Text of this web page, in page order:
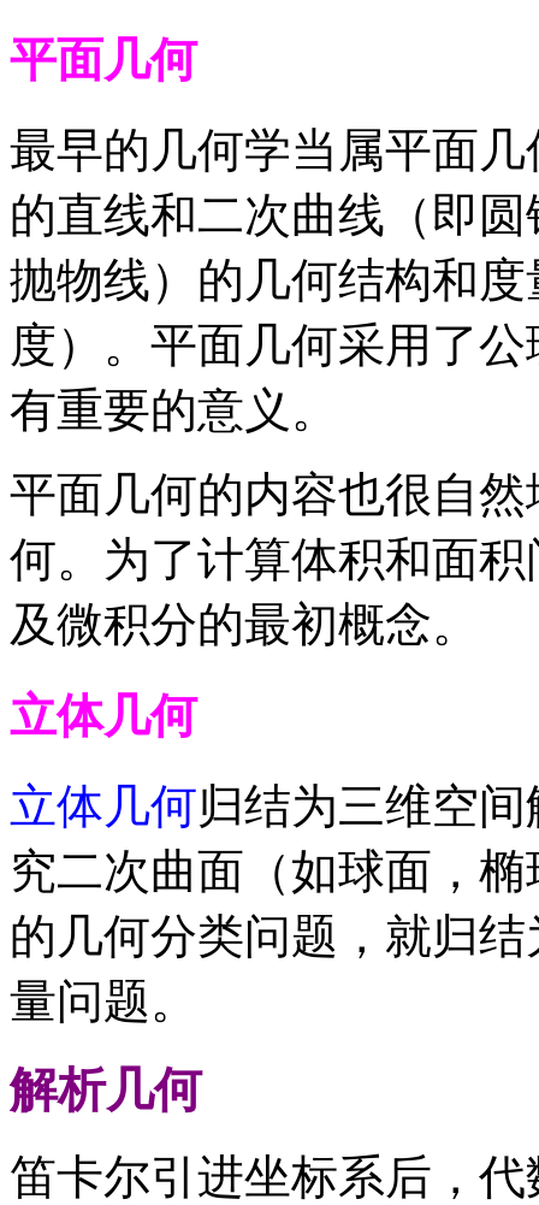
平面几何
最早的几何学当属平面
的直线和二次曲线（即
抛物线）的几何结构和
度）。平面几何采用了
有重要的意义。
平面几何的内容也很自
何。为了计算体积和面
及微积分的最初概念。
立体几何
立体几何归结为三维空
究二次曲面（如球面，
的几何分类问题，就归
量问题。
解析几何
笛卡尔引进坐标系后，